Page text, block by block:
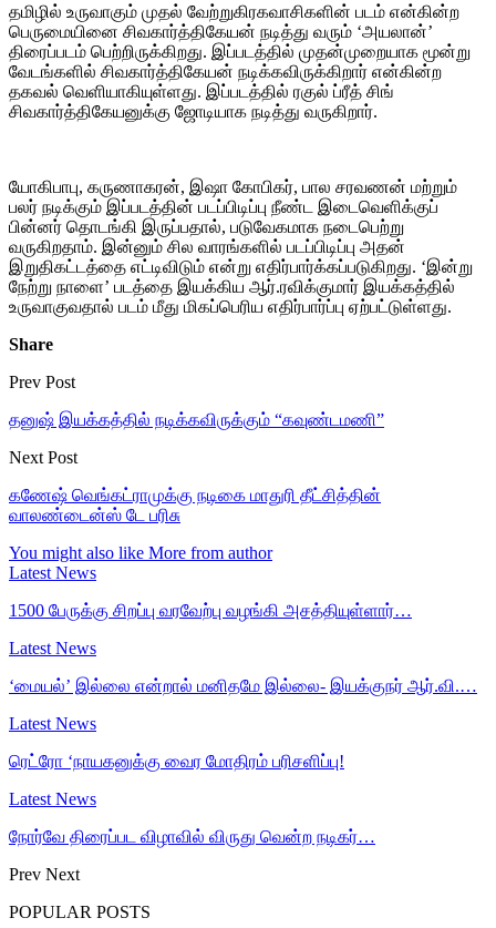
தமிழில் உருவாகும் முதல் வேற்றுகிரகவாசிகளின் படம் என்கின்ற
பெருமையினை சிவகார்த்திகேயன் நடித்து வரும் ‘அயலான்’
திரைப்படம் பெற்றிருக்கிறது. இப்படத்தில் முதன்முறையாக மூன்று
வேடங்களில் சிவகார்த்திகேயன் நடிக்கவிருக்கிறார் என்கின்ற
தகவல் வெளியாகியுள்ளது. இப்படத்தில் ரகுல் ப்ரீத் சிங்
சிவகார்த்திகேயனுக்கு ஜோடியாக நடித்து வருகிறார்.
யோகிபாபு, கருணாகரன், இஷா கோபிகர், பால சரவணன் மற்றும்
பலர் நடிக்கும் இப்படத்தின் படப்பிடிப்பு நீண்ட இடைவெளிக்குப்
பின்னர் தொடங்கி இருப்பதால், படுவேகமாக நடைபெற்று
வருகிறதாம். இன்னும் சில வாரங்களில் படப்பிடிப்பு அதன்
இறுதிகட்டத்தை எட்டிவிடும் என்று எதிர்பார்க்கப்படுகிறது. ‘இன்று
நேற்று நாளை’ படத்தை இயக்கிய ஆர்.ரவிக்குமார் இயக்கத்தில்
உருவாகுவதால் படம் மீது மிகப்பெரிய எதிர்பார்ப்பு ஏற்பட்டுள்ளது.
Share
Prev Post
தனுஷ் இயக்கத்தில் நடிக்கவிருக்கும் “கவுண்டமணி”
Next Post
கணேஷ் வெங்கட்ராமுக்கு நடிகை மாதுரி தீட்சித்தின்
வாலண்டைன்ஸ் டே பரிசு
You might also like More from author
Latest News
1500 பேருக்கு சிறப்பு வரவேற்பு வழங்கி அசத்தியுள்ளார்…
Latest News
‘மையல்’ இல்லை என்றால் மனிதமே இல்லை- இயக்குநர் ஆர்.வி.…
Latest News
ரெட்ரோ ‘நாயகனுக்கு வைர மோதிரம் பரிசளிப்பு!
Latest News
நோர்வே திரைப்பட விழாவில் விருது வென்ற நடிகர்…
Prev Next
POPULAR POSTS